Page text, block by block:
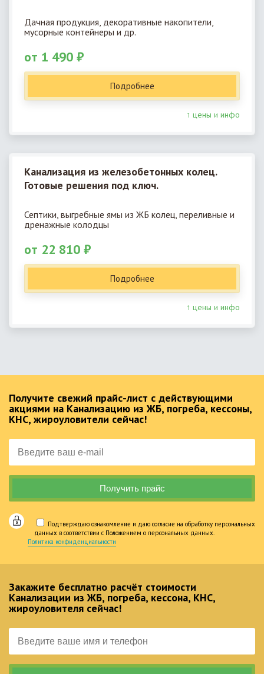
Дачная продукция, декоративные накопители,
мусорные контейнеры и др.
от 1 490 ₽
Подробнее
↑ цены и инфо
Канализация из железобетонных колец.
Готовые решения под ключ.
Септики, выгребные ямы из ЖБ колец, переливные и
дренажные колодцы
от 22 810 ₽
Подробнее
↑ цены и инфо
Получите свежий прайс-лист с действующими
акциями на Канализацию из ЖБ, погреба, кессоны,
КНС, жироуловители сейчас!
Подтверждаю ознакомление и даю согласие на обработку персональных
данных в соответствии с Положением о персональных данных.
Политика конфиденциальности
Закажите бесплатно расчёт стоимости
Канализации из ЖБ, погреба, кессона, КНС,
жироуловителя сейчас!